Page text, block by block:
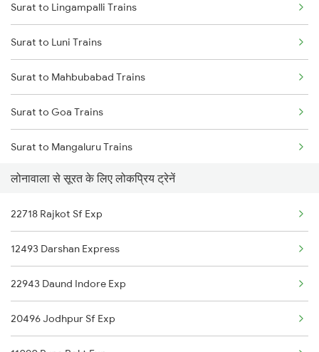
Lonavala to Tirupati Trains
Lonavala to Thiruvalla Trains
Lonavala to Tadipatri Trains
Lonavala to Tiruppur Trains
Lonavala to Thiruvananthapuram Trains
Lonavala to Hubli Trains
Lonavala to Ujjain Trains
Surat to Lingampalli Trains
Surat to Luni Trains
Surat to Mahbubabad Trains
Surat to Goa Trains
Surat to Mangaluru Trains
Surat to Chennai Trains
Surat to Mau Trains
Surat to Bhinmal Trains
Surat to Mancherial Trains
Surat to Modinagar Trains
लोनावाला से सूरत के लिए लोकप्रिय ट्रेनें
22718 Rajkot Sf Exp
12493 Darshan Express
22943 Daund Indore Exp
20496 Jodhpur Sf Exp